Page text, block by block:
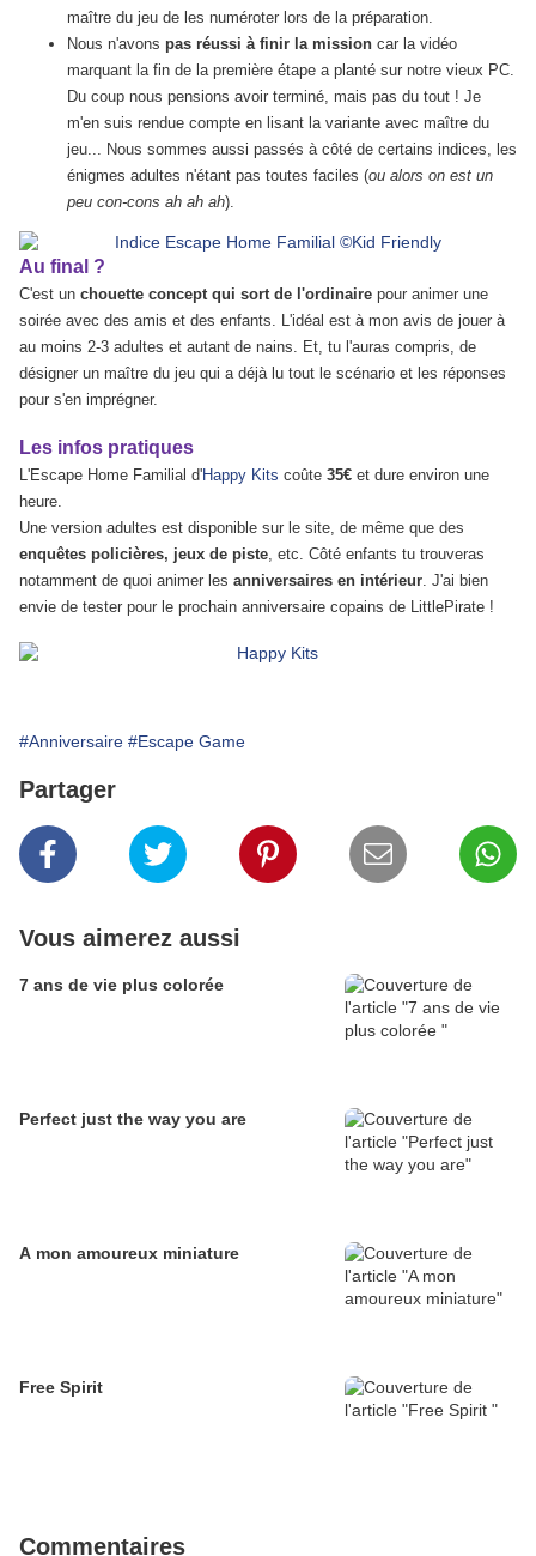
maître du jeu de les numéroter lors de la préparation.
Nous n'avons pas réussi à finir la mission car la vidéo
marquant la fin de la première étape a planté sur notre vieux PC.
Du coup nous pensions avoir terminé, mais pas du tout ! Je
m'en suis rendue compte en lisant la variante avec maître du
jeu... Nous sommes aussi passés à côté de certains indices, les
énigmes adultes n'étant pas toutes faciles (ou alors on est un
peu con-cons ah ah ah).
Au final ?
C'est un chouette concept qui sort de l'ordinaire pour animer une
soirée avec des amis et des enfants. L'idéal est à mon avis de jouer à
au moins 2-3 adultes et autant de nains. Et, tu l'auras compris, de
désigner un maître du jeu qui a déjà lu tout le scénario et les réponses
pour s'en imprégner.
Les infos pratiques
L'Escape Home Familial d'Happy Kits coûte 35€ et dure environ une
heure.
Une version adultes est disponible sur le site, de même que des
enquêtes policières, jeux de piste, etc. Côté enfants tu trouveras
notamment de quoi animer les anniversaires en intérieur. J'ai bien
envie de tester pour le prochain anniversaire copains de LittlePirate !
#Anniversaire #Escape Game
Partager
Vous aimerez aussi
7 ans de vie plus colorée
Perfect just the way you are
A mon amoureux miniature
Free Spirit
Commentaires